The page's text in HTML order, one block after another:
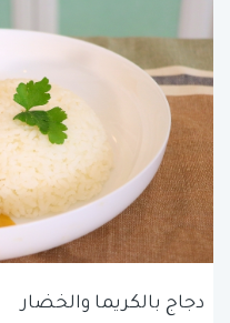
دجاج بالكريما والخضار